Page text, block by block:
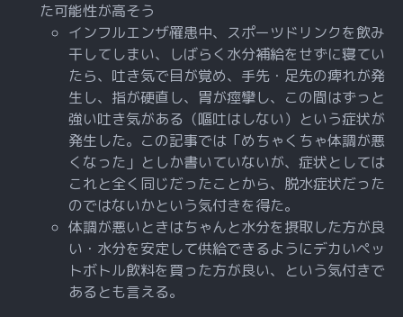
た可能性が高そう
インフルエンザ罹患中、スポーツドリンクを飲み
干してしまい、しばらく水分補給をせずに寝てい
たら、吐き気で目が覚め、手先・足先の痺れが発
生し、指が硬直し、胃が痙攣し、この間はずっと
強い吐き気がある（嘔吐はしない）という症状が
発生した。この記事では「めちゃくちゃ体調が悪
くなった」としか書いていないが、症状としては
これと全く同じだったことから、脱水症状だった
のではないかという気付きを得た。
体調が悪いときはちゃんと水分を摂取した方が良
い・水分を安定して供給できるようにデカいペッ
トボトル飲料を買った方が良い、という気付きで
あるとも言える。